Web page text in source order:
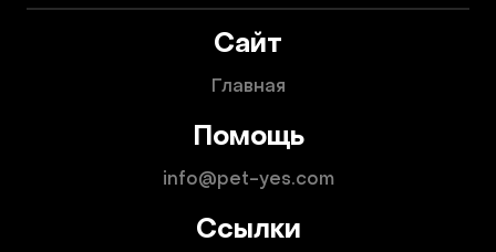
Сайт
Главная
Помощь
info@pet-yes.com
Ссылки